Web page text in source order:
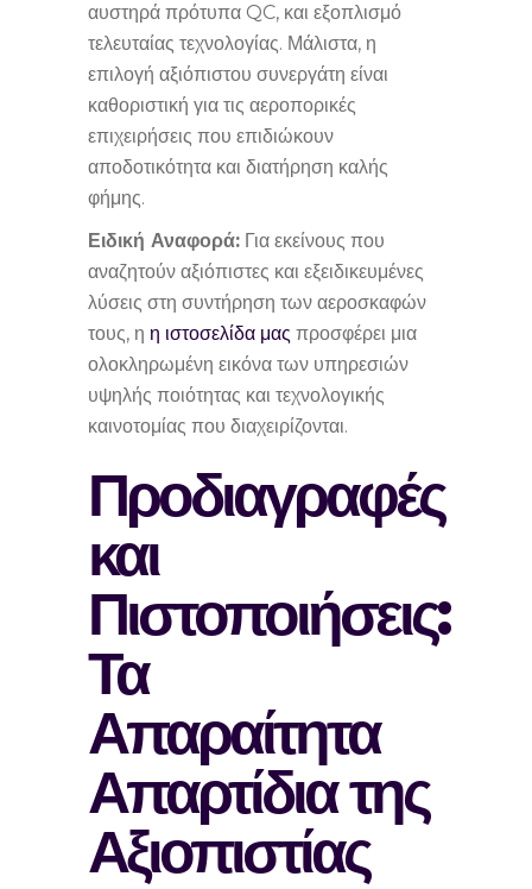
αυστηρά πρότυπα QC, και εξοπλισμό
τελευταίας τεχνολογίας. Μάλιστα, η
επιλογή αξιόπιστου συνεργάτη είναι
καθοριστική για τις αεροπορικές
επιχειρήσεις που επιδιώκουν
αποδοτικότητα και διατήρηση καλής
φήμης.
Ειδική Αναφορά: Για εκείνους που
αναζητούν αξιόπιστες και εξειδικευμένες
λύσεις στη συντήρηση των αεροσκαφών
τους, η η ιστοσελίδα μας προσφέρει μια
ολοκληρωμένη εικόνα των υπηρεσιών
υψηλής ποιότητας και τεχνολογικής
καινοτομίας που διαχειρίζονται.
Προδιαγραφές
και
Πιστοποιήσεις:
Τα
Απαραίτητα
Απαρτίδια της
Αξιοπιστίας